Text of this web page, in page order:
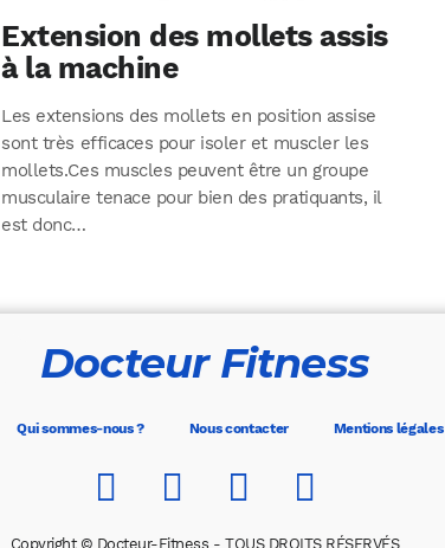
Extension des mollets assis
à la machine
Les extensions des mollets en position assise
sont très efficaces pour isoler et muscler les
mollets.Ces muscles peuvent être un groupe
musculaire tenace pour bien des pratiquants, il
est donc…
Docteur Fitness
Qui sommes-nous ? Nous contacter Mentions légales
Copyright © Docteur-Fitness - TOUS DROITS RÉSERVÉS